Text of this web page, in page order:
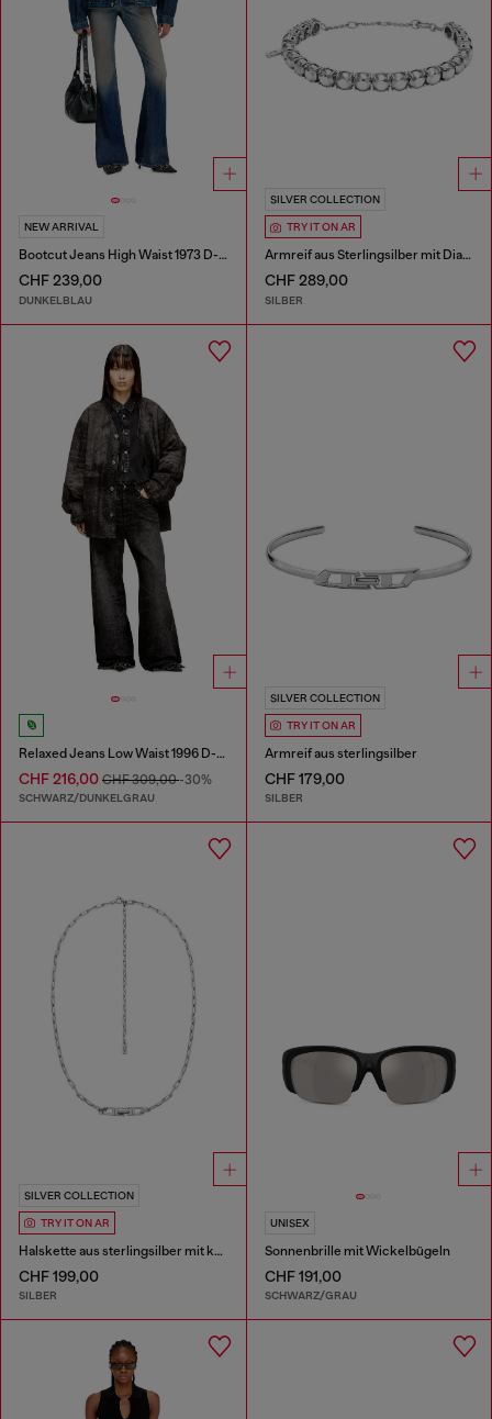
NEW ARRIVAL
Bootcut Jeans High Waist 1973 D-Partt
CHF 239,00
DUNKELBLAU
SILVER COLLECTION
TRY IT ON AR
Armreif aus Sterlingsilber mit Diamantschliff
CHF 289,00
SILBER
Relaxed Jeans Low Waist 1996 D-Sire
CHF 216,00 CHF 309,00-30%
SCHWARZ/DUNKELGRAU
SILVER COLLECTION
TRY IT ON AR
Armreif aus sterlingsilber
CHF 179,00
SILBER
SILVER COLLECTION
TRY IT ON AR
Halskette aus sterlingsilber mit kette
CHF 199,00
SILBER
UNISEX
Sonnenbrille mit Wickelbügeln
CHF 191,00
SCHWARZ/GRAU